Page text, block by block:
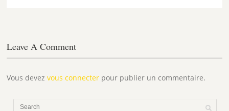
Leave A Comment
Vous devezvous connecter pour publier un commentaire.